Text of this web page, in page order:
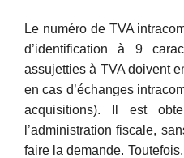
Le numéro de TVA
d’identification à 9
assujetties à TVA doivent
en cas d’échanges
acquisitions). Il est
l’administration fiscale,
faire la demande.